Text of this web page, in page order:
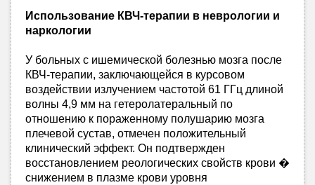
Использование КВЧ-терапии в неврологии и
наркологии
У больных с ишемической болезнью мозга после
КВЧ-терапии, заключающейся в курсовом
воздействии излучением частотой 61 ГГц длиной
волны 4,9 мм на гетеролатеральный по
отношению к пораженному полушарию мозга
плечевой сустав, отмечен положительный
клинический эффект. Он подтвержден
восстановлением реологических свойств крови �
снижением в плазме крови уровня